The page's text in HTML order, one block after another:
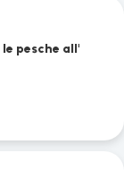
pesche all'